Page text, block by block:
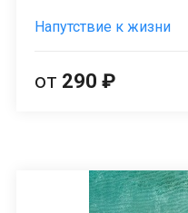
Напутствие к жизни
от 290 ₽